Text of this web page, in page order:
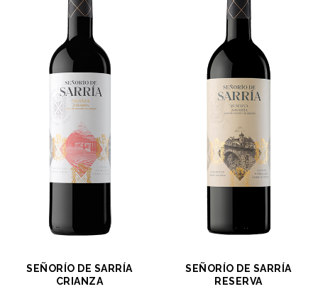
SEÑORÍO DE SARRÍA
CRIANZA
SEÑORÍO DE SARRÍA
RESERVA